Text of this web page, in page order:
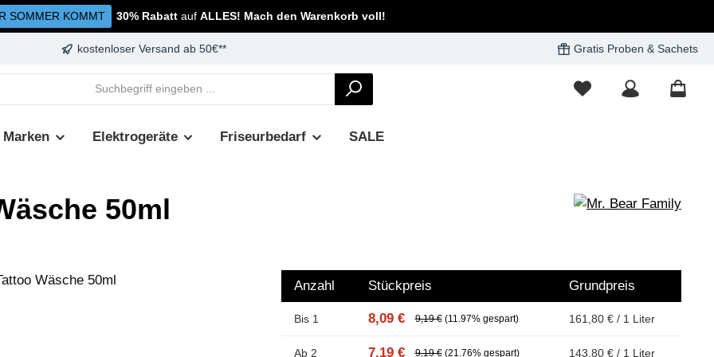
SOMMER KOMMT 30% Rabattauf ALLES! Mach den Warenkorb voll!
kostenloser Versand ab 50€** Gratis Proben & Sachets
Marken Elektrogeräte Friseurbedarf SALE
50ml
Anzahl Stückpreis Grundpreis
Bis 1 8,09 € 9,19 € (11.97% gespart) 161,80 € / 1 Liter
Ab 2 7,19 € 9,19 € (21.76% gespart) 143,80 € / 1 Liter